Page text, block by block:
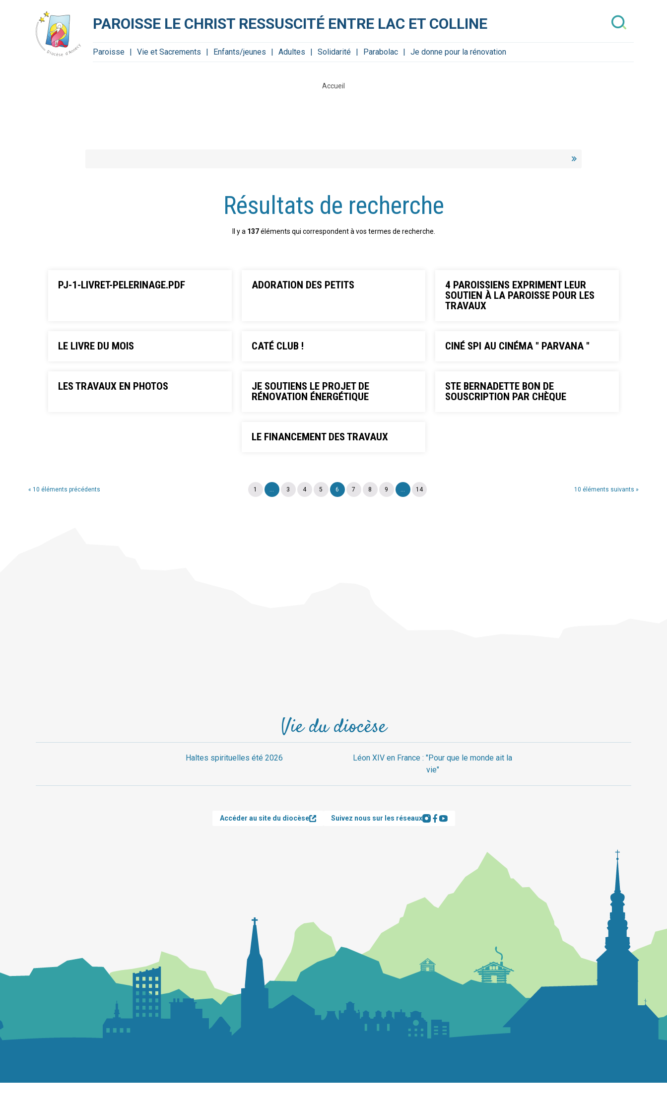
PAROISSE LE CHRIST RESSUSCITÉ ENTRE LAC ET COLLINE
Paroisse Vie et Sacrements Enfants/jeunes Adultes Solidarité Parabolac Je donne pour la rénovation
Accueil
Résultats de recherche
Il y a 137éléments qui correspondent à vos termes de recherche.
PJ-1-LIVRET-PELERINAGE.PDF ADORATION DES PETITS
4 PAROISSIENS EXPRIMENT LEUR
SOUTIEN À LA PAROISSE POUR LES
TRAVAUX
LE LIVRE DU MOIS CATÉ CLUB ! CINÉ SPI AU CINÉMA " PARVANA "
LES TRAVAUX EN PHOTOS
JE SOUTIENS LE PROJET DE
RÉNOVATION ÉNERGÉTIQUE
STE BERNADETTE BON DE
SOUSCRIPTION PAR CHÈQUE
LE FINANCEMENT DES TRAVAUX
« 10 éléments précédents 10 éléments suivants »
1 ... 3 4 5 6 7 8 9 ... 14
Vie du diocèse
Haltes spirituelles été 2026
Léon XIV en France : "Pour que le monde ait la
vie"
Accéder au site du diocèse Suivez nous sur les réseaux